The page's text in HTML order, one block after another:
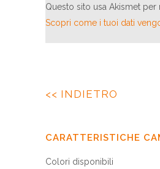
Questo sito usa Akismet per
Scopri come i tuoi dati
<< INDIETRO
CARATTERISTICHE
Colori disponibili